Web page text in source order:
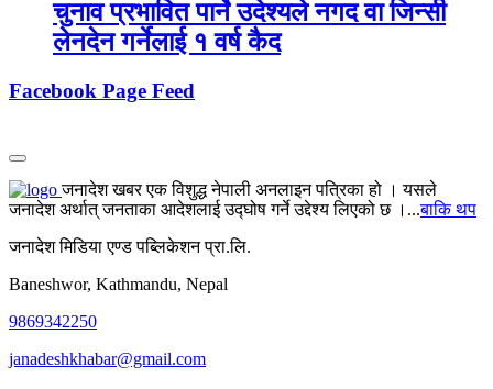
चुनाव प्रभावित पार्ने उदेश्यले नगद वा जिन्सी
लेनदेन गर्नेलाई १ वर्ष कैद
Facebook Page Feed
जनादेश खबर एक विशुद्ध नेपाली अनलाइन पत्रिका हो । यसले
जनादेश अर्थात् जनताका आदेशलाई उद्घोष गर्ने उद्देश्य लिएको छ ।...बाकि थप
जनादेश मिडिया एण्ड पब्लिकेशन प्रा.लि.
Baneshwor, Kathmandu, Nepal
9869342250
janadeshkhabar@gmail.com